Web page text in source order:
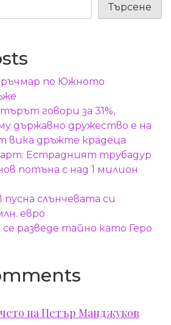
Търсене
по Южното
говори за 31%,
държавно дружество е на
вика дръжте крадеца
Естрадният трубадур
потъна с над 1 милион
слънчевата си
евро
разведе тайно като Геро
на Петър Манджуков